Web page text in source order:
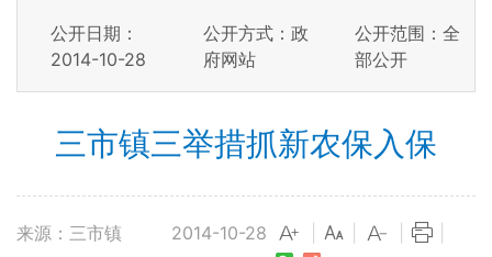
公开日期：
2014-10-28
公开方式：政
府网站
公开范围：全
部公开
三市镇三举措抓新农保入保
来源：三市镇
2014-10-28